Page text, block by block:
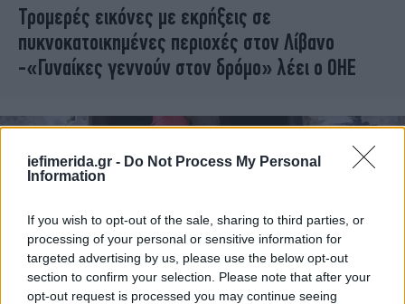
iefimerida.gr - Do Not Process My Personal
Information
If you wish to opt-out of the sale, sharing to third parties, or
processing of your personal or sensitive information for
targeted advertising by us, please use the below opt-out
section to confirm your selection. Please note that after your
opt-out request is processed you may continue seeing
Τρομερές εικόνες με εκρήξεις σε
πυκνοκατοικημένες περιοχές στον Λίβανο
-«Γυναίκες γεννούν στον δρόμο» λέει ο ΟΗΕ